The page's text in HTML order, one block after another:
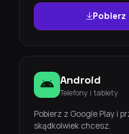
Pobierz
Android
Telefony i tablety
Pobierz z Google Play i
skądkolwiek chcesz.